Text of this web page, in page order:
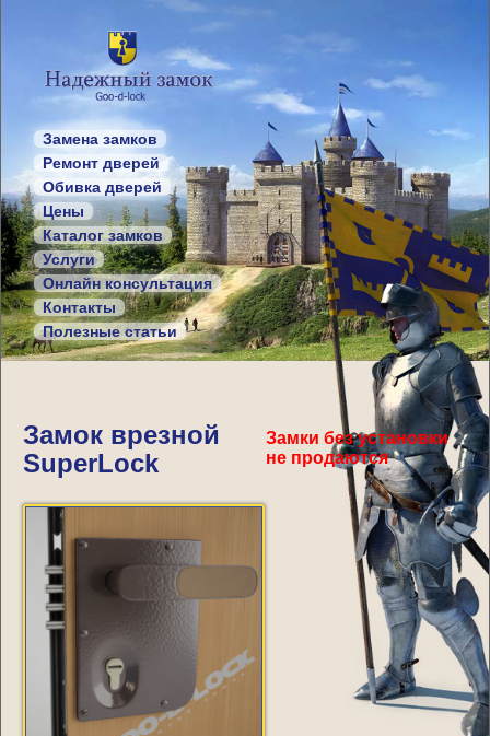
Замена замков
Ремонт дверей
Обивка дверей
Цены
Каталог замков
Услуги
Онлайн консультация
Контакты
Полезные статьи
Замок врезной
SuperLock
Замки без установки
не продаются